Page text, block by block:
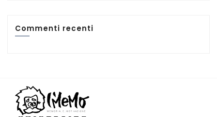
Commenti recenti